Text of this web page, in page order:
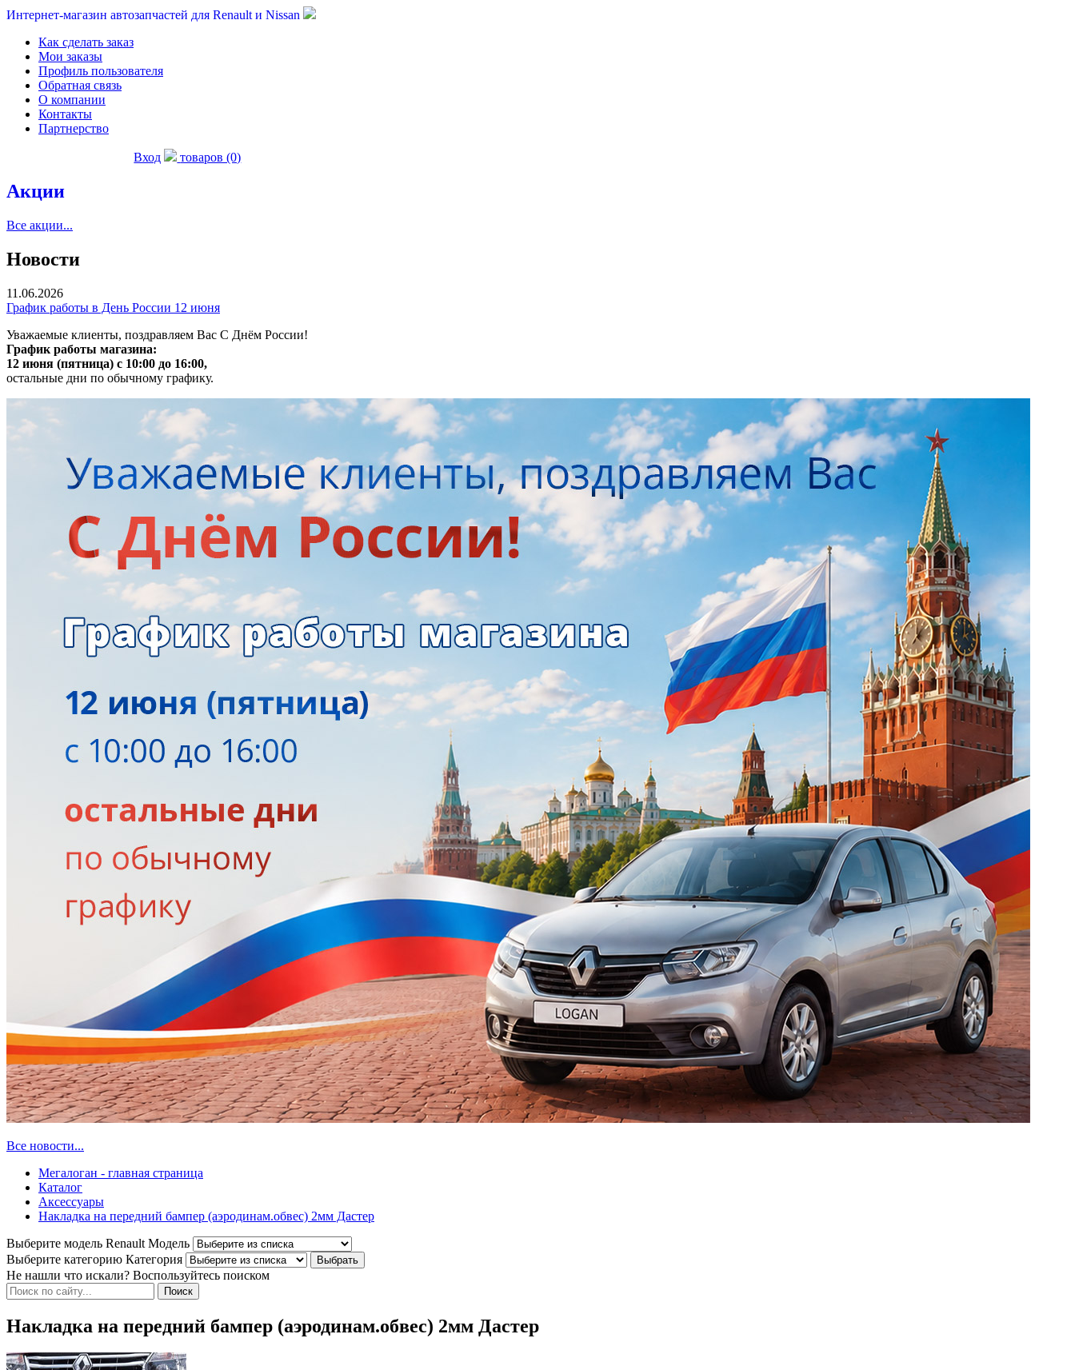
Интернет-магазин автозапчастей для Renault и Nissan
Как сделать заказ
Мои заказы
Профиль пользователя
Обратная связь
О компании
Контакты
Партнерство
Вход товаров (0)
Акции
Все акции...
Новости
11.06.2026
График работы в День России 12 июня
Уважаемые клиенты, поздравляем Вас С Днём России!
График работы магазина:
12 июня (пятница) с 10:00 до 16:00,
остальные дни по обычному графику.
Все новости...
Мегалоган - главная страница
Каталог
Аксессуары
Накладка на передний бампер (аэродинам.обвес) 2мм Дастер
Выберите модель Renault Модель
Выберите категорию Категория
Не нашли что искали? Воспользуйтесь поиском
Накладка на передний бампер (аэродинам.обвес) 2мм Дастер